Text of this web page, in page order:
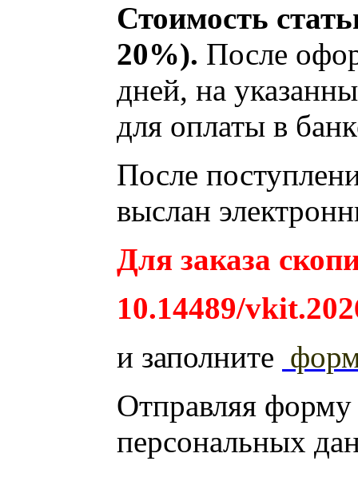
Стоимость
20%). После
дней, на
для оплаты в
После
выслан
Для заказа
10.14489/
и заполните
Отправляя
персональных